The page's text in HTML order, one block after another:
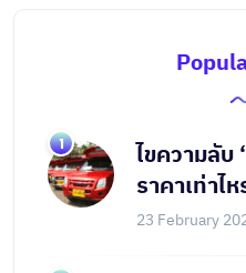
ไขความลับ
ราคาเท่าไ
23 February